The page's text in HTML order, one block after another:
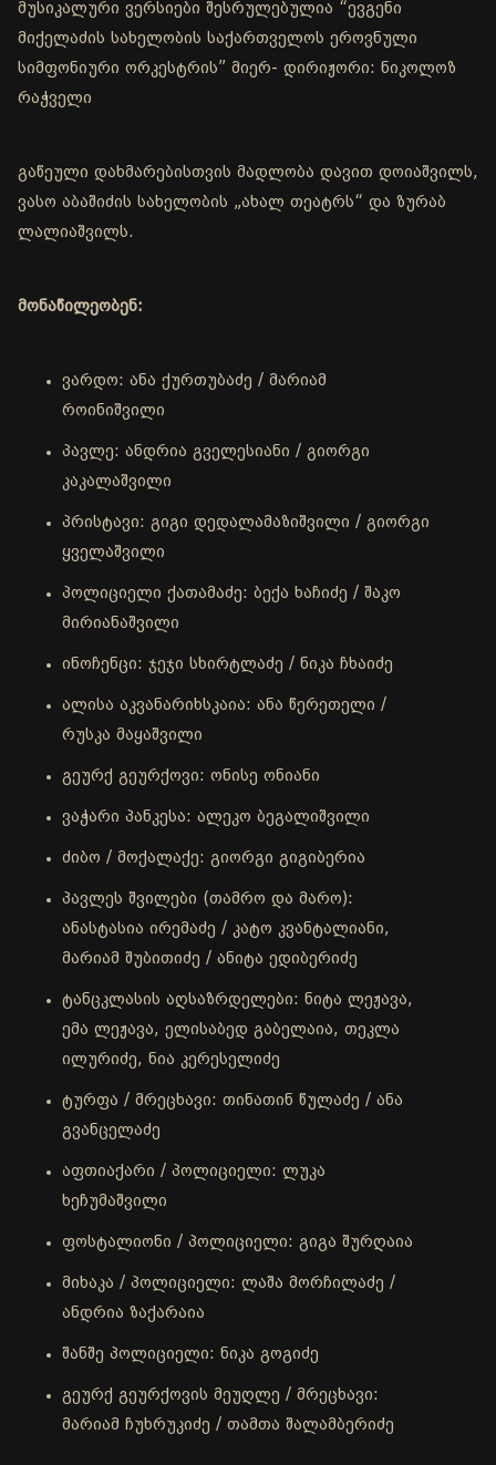
მუსიკალური ვერსიები შესრულებულია “ევგენი
მიქელაძის სახელობის საქართველოს ეროვნული
სიმფონიური ორკესტრის” მიერ- დირიჟორი: ნიკოლოზ
რაჭველი
გაწეული დახმარებისთვის მადლობა დავით დოიაშვილს,
ვასო აბაშიძის სახელობის „ახალ თეატრს“ და ზურაბ
ლალიაშვილს.
მონაწილეობენ:
ვარდო: ანა ქურთუბაძე / მარიამ
როინიშვილი
პავლე: ანდრია გველესიანი / გიორგი
კაკალაშვილი
პრისტავი: გიგი დედალამაზიშვილი / გიორგი
ყველაშვილი
პოლიციელი ქათამაძე: ბექა ხაჩიძე / შაკო
მირიანაშვილი
ინოჩენცი: ჯეჯი სხირტლაძე / ნიკა ჩხაიძე
ალისა აკვანარიხსკაია: ანა წერეთელი /
რუსკა მაყაშვილი
გეურქ გეურქოვი: ონისე ონიანი
ვაჭარი პანკესა: ალეკო ბეგალიშვილი
ძიბო / მოქალაქე: გიორგი გიგიბერია
პავლეს შვილები (თამრო და მარო):
ანასტასია ირემაძე / კატო კვანტალიანი,
მარიამ შუბითიძე / ანიტა ედიბერიძე
ტანცკლასის აღსაზრდელები: ნიტა ლეჟავა,
ემა ლეჟავა, ელისაბედ გაბელაია, თეკლა
ილურიძე, ნია კერესელიძე
ტურფა / მრეცხავი: თინათინ წულაძე / ანა
გვანცელაძე
აფთიაქარი / პოლიციელი: ლუკა
ხეჩუმაშვილი
ფოსტალიონი / პოლიციელი: გიგა შურღაია
მიხაკა / პოლიციელი: ლაშა მორჩილაძე /
ანდრია ზაქარაია
შანშე პოლიციელი: ნიკა გოგიძე
გეურქ გეურქოვის მეუღლე / მრეცხავი:
მარიამ ჩუხრუკიძე / თამთა შალამბერიძე